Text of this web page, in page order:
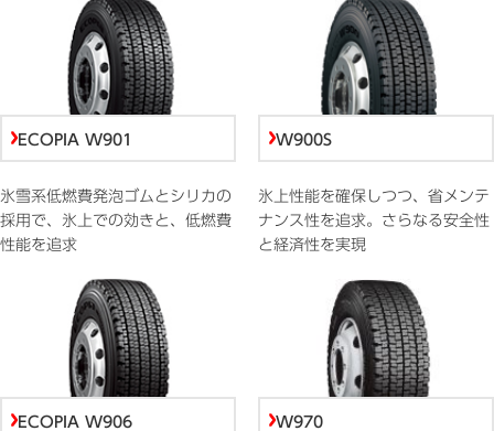
ECOPIA W901
氷雪系低燃費発泡ゴムとシリカの
採用で、氷上での効きと、低燃費
性能を追求
W900S
氷上性能を確保しつつ、省メンテ
ナンス性を追求。さらなる安全性
と経済性を実現
ECOPIA W906 W970